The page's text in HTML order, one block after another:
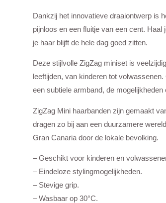
Dankzij het innovatieve draaiontwerp is
pijnloos en een fluitje van een cent.
je haar blijft de hele dag goed zitten.
Deze stijlvolle ZigZag miniset is
leeftijden, van kinderen tot
een subtiele armband, de
ZigZag Mini haarbanden zijn gemaakt
dragen zo bij aan een duurzamere
Gran Canaria door de lokale bevolking.
– Geschikt voor kinderen en
– Eindeloze stylingmogelijkheden.
– Stevige grip.
– Wasbaar op 30°C.